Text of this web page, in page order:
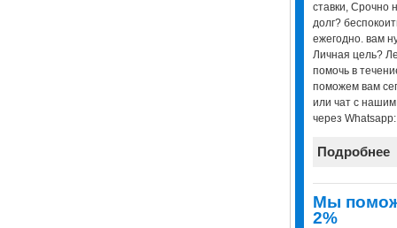
ставки, Срочно
долг?
ежегодно. вам
Личная цель?
помочь в
поможем вам
или чат с нашим
через
Подробнее
Мы
2%